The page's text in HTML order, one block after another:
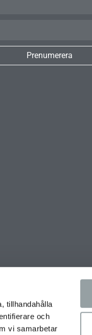
tillhandahålla
och
vi samarbetar
Prenumerera